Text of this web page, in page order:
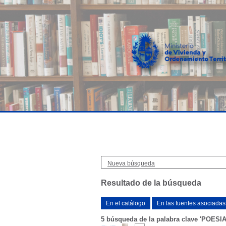
Nueva búsqueda
Resultado de la búsqueda
En el catálogo En las fuentes asociadas
5 búsqueda de la palabra clave